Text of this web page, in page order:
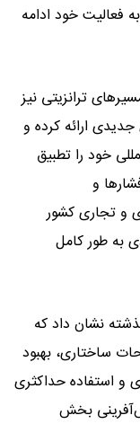
فعالیت خود ادامه
ترانزیتی نیز
ارائه کرده و
خود را تطبیق
و
و تجاری کشور
به طور کامل
نشان داد که
ساختاری، بهبود
استفاده حداکثری
بخش